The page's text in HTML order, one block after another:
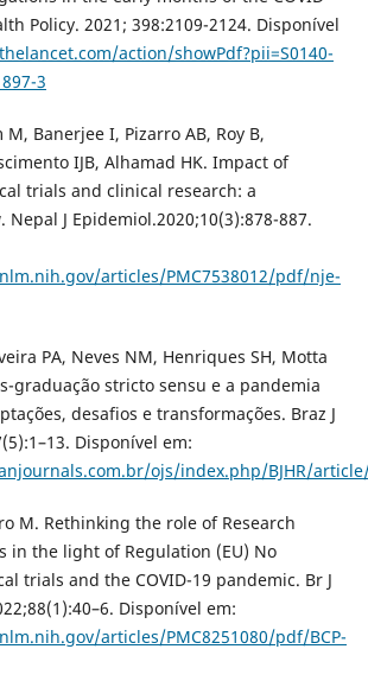
Policy. 2021; 398:2109-2124. Disponível
action/showPdf?pii=S0140-
3
M, Banerjee I, Pizarro AB, Roy B,
IJB, Alhamad HK. Impact of
trials and clinical research: a
Nepal J Epidemiol.2020;10(3):878-887.
articles/PMC7538012/pdf/nje-
PA, Neves NM, Henriques SH, Motta
graduação stricto sensu e a pandemia
desafios e transformações. Braz J
Disponível em:
ojs/index.php/BJHR/
M. Rethinking the role of Research
in the light of Regulation (EU) No
trials and the COVID-19 pandemic. Br J
Disponível em:
articles/PMC8251080/pdf/BCP-